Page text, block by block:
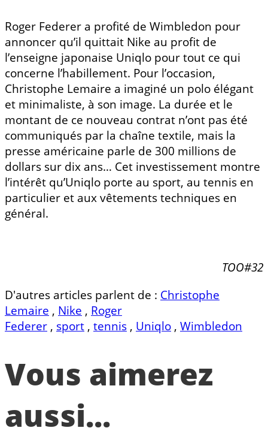
Roger Federer a profité de Wimbledon pour
annoncer qu’il quittait Nike au profit de
l’enseigne japonaise Uniqlo pour tout ce qui
concerne l’habillement. Pour l’occasion,
Christophe Lemaire a imaginé un polo élégant
et minimaliste, à son image. La durée et le
montant de ce nouveau contrat n’ont pas été
communiqués par la chaîne textile, mais la
presse américaine parle de 300 millions de
dollars sur dix ans… Cet investissement montre
l’intérêt qu’Uniqlo porte au sport, au tennis en
particulier et aux vêtements techniques en
général.
TOO#32
D'autres articles parlent de : Christophe
Lemaire , Nike , Roger
Federer , sport , tennis , Uniqlo , Wimbledon
Vous aimerez
aussi...